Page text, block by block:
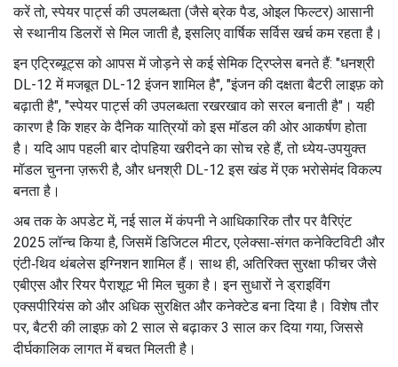
करें तो, स्पेयर पार्ट्स की उपलब्धता (जैसे ब्रेक पैड, ओइल फिल्टर) आसानी
से स्थानीय डिलरों से मिल जाती है, इसलिए वार्षिक सर्विस खर्च कम रहता है।
इन एट्रिब्यूट्स को आपस में जोड़ने से कई सेमिक ट्रिप्लेस बनते हैं: "धनश्री
DL-12 में मजबूत DL-12 इंजन शामिल है", "इंजन की दक्षता बैटरी लाइफ़ को
बढ़ाती है", "स्पेयर पार्ट्स की उपलब्धता रखरखाव को सरल बनाती है"। यही
कारण है कि शहर के दैनिक यात्रियों को इस मॉडल की ओर आकर्षण होता
है। यदि आप पहली बार दोपहिया खरीदने का सोच रहे हैं, तो ध्येय‑उपयुक्त
मॉडल चुनना ज़रूरी है, और धनश्री DL-12 इस खंड में एक भरोसेमंद विकल्प
बनता है।
अब तक के अपडेट में, नई साल में कंपनी ने आधिकारिक तौर पर वैरिएंट
2025 लॉन्च किया है, जिसमें डिजिटल मीटर, एलेक्सा‑संगत कनेक्टिविटी और
एंटी‑थिव थंबलेस इग्निशन शामिल हैं। साथ ही, अतिरिक्त सुरक्षा फीचर जैसे
एबीएस और रियर पैराशूट भी मिल चुका है। इन सुधारों ने ड्राइविंग
एक्सपीरियंस को और अधिक सुरक्षित और कनेक्टेड बना दिया है। विशेष तौर
पर, बैटरी की लाइफ़ को 2 साल से बढ़ाकर 3 साल कर दिया गया, जिससे
दीर्घकालिक लागत में बचत मिलती है।